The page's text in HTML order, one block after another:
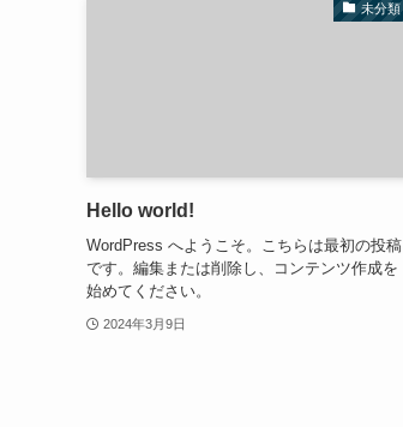
未分類
Hello world!
WordPress へようこそ。こちらは最初の投稿
です。編集または削除し、コンテンツ作成を
始めてください。
2024年3月9日